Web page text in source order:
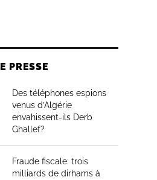
PRESSE
Des téléphones espions
venus d’Algérie
envahissent-ils Derb
Ghallef?
Fraude fiscale: trois
milliards de dirhams à